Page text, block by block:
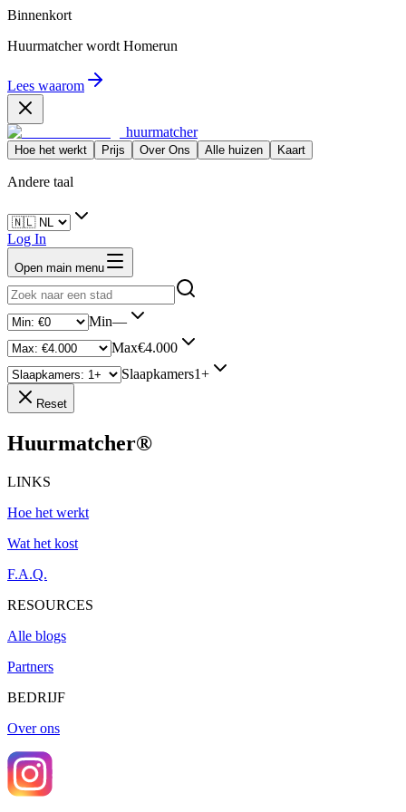
Binnenkort
Huurmatcher wordt Homerun
Lees waarom
huurmatcher
Hoe het werkt Prijs Over Ons Alle huizen Kaart
Andere taal
Log In
Open main menu
Min—
Max€4.000
Slaapkamers1+
Reset
Huurmatcher®
LINKS
Hoe het werkt
Wat het kost
F.A.Q.
RESOURCES
Alle blogs
Partners
BEDRIJF
Over ons